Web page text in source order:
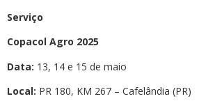
Serviço
Copacol Agro 2025
Data: 13, 14 e 15 de maio
Local: PR 180, KM 267 – Cafelândia (PR)